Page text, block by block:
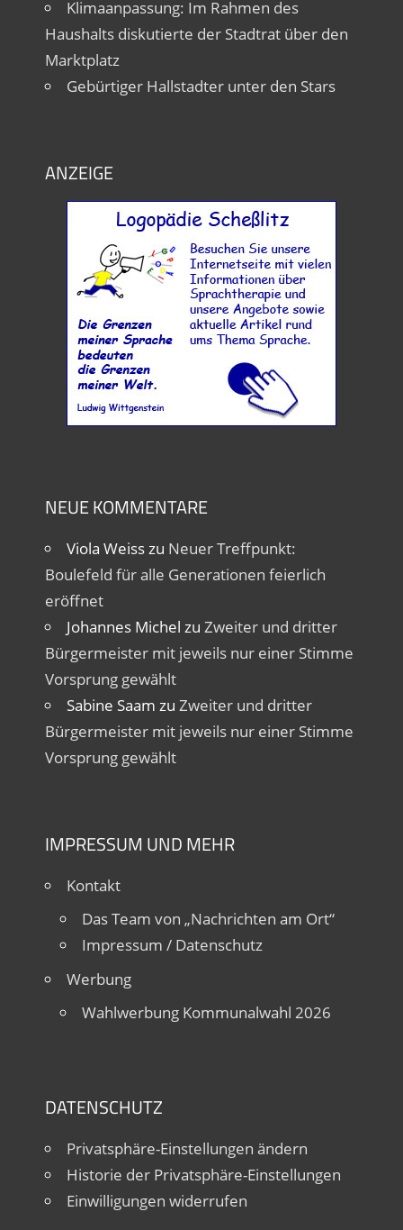
Klimaanpassung: Im Rahmen des
Haushalts diskutierte der Stadtrat über den
Marktplatz
Gebürtiger Hallstadter unter den Stars
ANZEIGE
NEUE KOMMENTARE
Viola Weisszu Neuer Treffpunkt:
Boulefeld für alle Generationen feierlich
eröffnet
Johannes Michel zu Zweiter und dritter
Bürgermeister mit jeweils nur einer Stimme
Vorsprung gewählt
Sabine Saam zu Zweiter und dritter
Bürgermeister mit jeweils nur einer Stimme
Vorsprung gewählt
IMPRESSUM UND MEHR
Kontakt
Das Team von „Nachrichten am Ort“
Impressum / Datenschutz
Werbung
Wahlwerbung Kommunalwahl 2026
DATENSCHUTZ
Privatsphäre-Einstellungen ändern
Historie der Privatsphäre-Einstellungen
Einwilligungen widerrufen